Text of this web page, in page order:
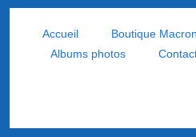
Accueil
Boutique
Albums photos